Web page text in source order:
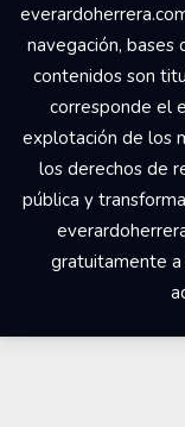
navegación,
contenidos son
corresponde el
explotación de los
los derechos de
pública y
gratuitamente a